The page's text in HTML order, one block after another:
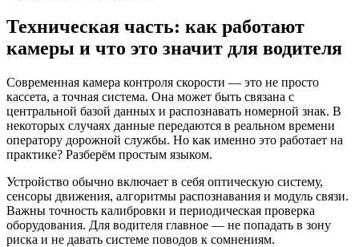
Техническая часть: как работают
камеры и что это значит для водителя
Современная камера контроля скорости — это не просто
кассета, а точная система. Она может быть связана с
центральной базой данных и распознавать номерной знак. В
некоторых случаях данные передаются в реальном времени
оператору дорожной службы. Но как именно это работает на
практике? Разберём простым языком.
Устройство обычно включает в себя оптическую систему,
сенсоры движения, алгоритмы распознавания и модуль связи.
Важны точность калибровки и периодическая проверка
оборудования. Для водителя главное — не попадать в зону
риска и не давать системе поводов к сомнениям.